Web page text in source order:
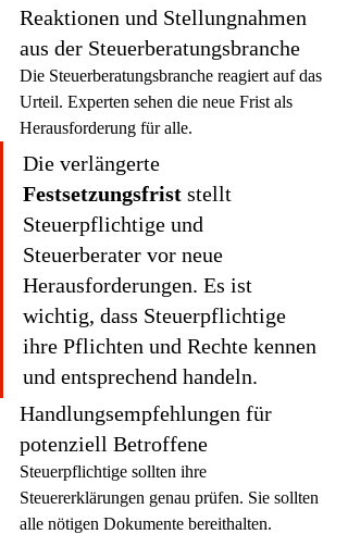
Reaktionen und Stellungnahmen
aus der Steuerberatungsbranche
Die Steuerberatungsbranche reagiert auf das
Urteil. Experten sehen die neue Frist als
Herausforderung für alle.
Die verlängerte
Festsetzungsfrist stellt
Steuerpflichtige und
Steuerberater vor neue
Herausforderungen. Es ist
wichtig, dass Steuerpflichtige
ihre Pflichten und Rechte kennen
und entsprechend handeln.
Handlungsempfehlungen für
potenziell Betroffene
Steuerpflichtige sollten ihre
Steuererklärungen genau prüfen. Sie sollten
alle nötigen Dokumente bereithalten.